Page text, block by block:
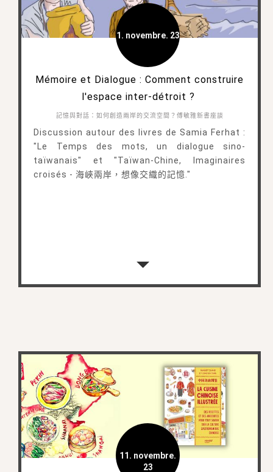
1. novembre. 23
Mémoire et Dialogue : Comment construire
l'espace inter-détroit ?
記憶與對話：如何創造兩岸的交流空間？傅敏雅新書座談
Discussion autour des livres de Samia Ferhat :
"Le Temps des mots, un dialogue sino-
taïwanais" et "Taïwan-Chine, Imaginaires
croisés - 海峽兩岸，想像交織的記憶."
11. novembre.
23